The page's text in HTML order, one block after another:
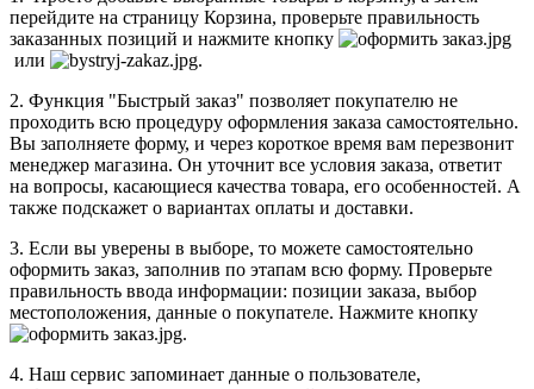
перейдите на страницу Корзина, проверьте правильность
заказанных позиций и нажмите кнопку
или
.
2. Функция "Быстрый заказ" позволяет покупателю не
проходить всю процедуру оформления заказа самостоятельно.
Вы заполняете форму, и через короткое время вам перезвонит
менеджер магазина. Он уточнит все условия заказа, ответит
на вопросы, касающиеся качества товара, его особенностей. А
также подскажет о вариантах оплаты и доставки.
3. Если вы уверены в выборе, то можете самостоятельно
оформить заказ, заполнив по этапам всю форму. Проверьте
правильность ввода информации: позиции заказа, выбор
местоположения, данные о покупателе. Нажмите кнопку
.
4. Наш сервис запоминает данные о пользователе,